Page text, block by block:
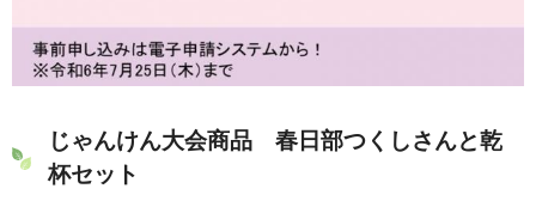
じゃんけん大会商品 春日部つくしさんと乾
杯セット